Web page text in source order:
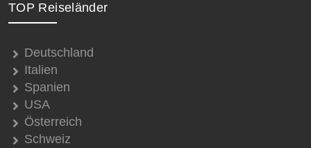
TOP Reiseländer
Deutschland
Italien
Spanien
USA
Österreich
Schweiz